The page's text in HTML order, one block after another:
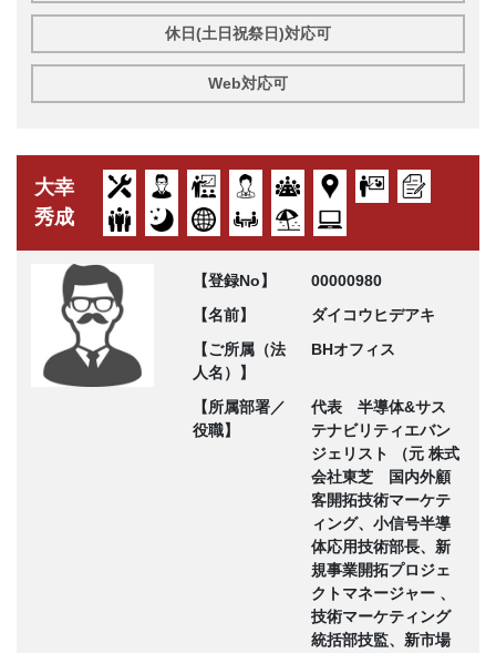
休日(土日祝祭日)対応可
Web対応可
大幸
秀成
【登録No】
00000980
【名前】
ダイコウヒデアキ
【ご所属（法
人名）】
BHオフィス
【所属部署／
役職】
代表 半導体&サス
テナビリティエバン
ジェリスト （元 株式
会社東芝 国内外顧
客開拓技術マーケテ
ィング、小信号半導
体応用技術部長、新
規事業開拓プロジェ
クトマネージャー 、
技術マーケティング
統括部技監、新市場